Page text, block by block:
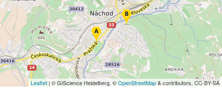
Leaflet | © GIScience Heidelberg, ©OpenStreetMap& contributors, CC-BY-SA